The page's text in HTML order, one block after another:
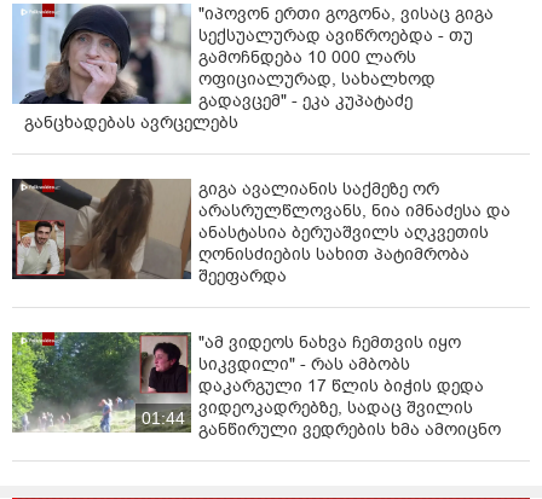
"იპოვონ ერთი გოგონა, ვისაც გიგა
სექსუალურად ავიწროებდა - თუ
გამოჩნდება 10 000 ლარს
ოფიციალურად, სახალხოდ
გადავცემ" - ეკა კუპატაძე
განცხადებას ავრცელებს
გიგა ავალიანის საქმეზე ორ
არასრულწლოვანს, ნია იმნაძესა და
ანასტასია ბერუაშვილს აღკვეთის
ღონისძიების სახით პატიმრობა
შეეფარდა
01:44
"ამ ვიდეოს ნახვა ჩემთვის იყო
სიკვდილი" - რას ამბობს
დაკარგული 17 წლის ბიჭის დედა
ვიდეოკადრებზე, სადაც შვილის
განწირული ვედრების ხმა ამოიცნო